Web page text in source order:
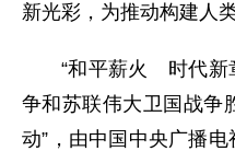
新光彩，为推动构建人
“和平薪火 时代
争和苏联伟大卫国战争
动”，由中国中央广播